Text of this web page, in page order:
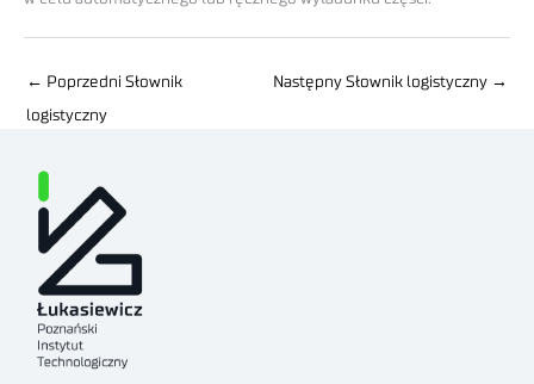
← Poprzedni Słownik
logistyczny
Następny Słownik logistyczny →